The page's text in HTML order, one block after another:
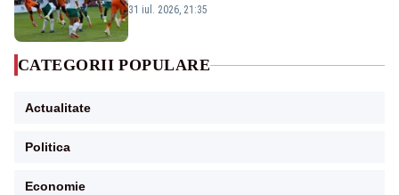
190 de meciuri europene”
31 iul. 2026, 21:35
CATEGORII POPULARE
Actualitate
Politica
Economie